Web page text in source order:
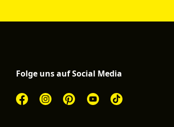
Folge uns auf Social Media